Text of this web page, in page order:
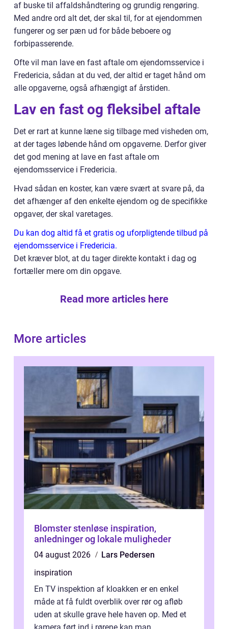
af buske til affaldshåndtering og grundig rengøring.
Med andre ord alt det, der skal til, for at ejendommen
fungerer og ser pæn ud for både beboere og
forbipasserende.
Ofte vil man lave en fast aftale om ejendomsservice i
Fredericia, sådan at du ved, der altid er taget hånd om
alle opgaverne, også afhængigt af årstiden.
Lav en fast og fleksibel aftale
Det er rart at kunne læne sig tilbage med visheden om,
at der tages løbende hånd om opgaverne. Derfor giver
det god mening at lave en fast aftale om
ejendomsservice i Fredericia.
Hvad sådan en koster, kan være svært at svare på, da
det afhænger af den enkelte ejendom og de specifikke
opgaver, der skal varetages.
Du kan dog altid få et gratis og uforpligtende tilbud på
ejendomsservice i Fredericia.
Det kræver blot, at du tager direkte kontakt i dag og
fortæller mere om din opgave.
Read more articles here
More articles
Blomster stenløse inspiration,
anledninger og lokale muligheder
04 august 2026
Lars Pedersen
inspiration
En TV inspektion af kloakken er en enkel
måde at få fuldt overblik over rør og afløb
uden at skulle grave hele haven op. Med et